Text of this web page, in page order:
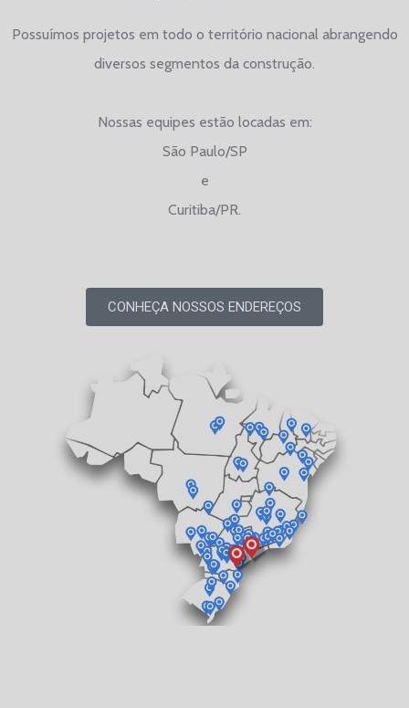
Possuímos projetos em todo o território nacional abrangendo
diversos segmentos da construção.
Nossas equipes estão locadas em:
São Paulo/SP
e
Curitiba/PR.
CONHEÇA NOSSOS ENDEREÇOS